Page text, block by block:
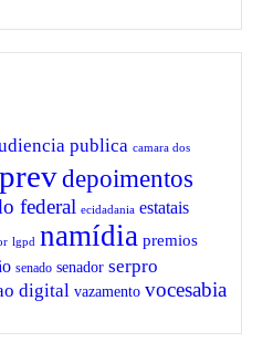
publica camara dos
depoimentos
federal ecidadania estatais
lgpd namídia premios
senado senador serpro
digital vazamento vocesabia